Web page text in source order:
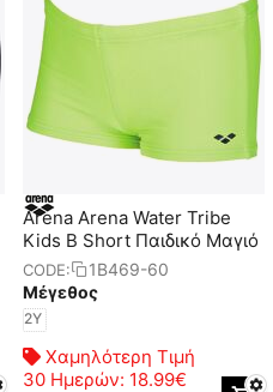
Arena Arena Water Tribe
Kids B Short Παιδικό Μαγιό
CODE:
1B469-60
Μέγεθος
2Y
Χαμηλότερη Τιμή
30 Ημερών: 18.99€